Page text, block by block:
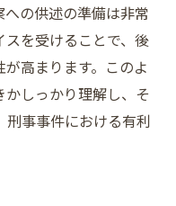
の供述の準備は非常
を受けることで、後
高まります。このよ
かしっかり理解し、そ
刑事事件における有利